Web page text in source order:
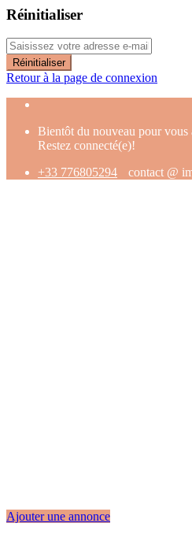
Réinitialiser
Réinitialiser
Retour à la page de connexion
Bientôt du nouveau pour vous
Restez connecté(e)!
+33 776805294
contact @
Ajouter une annonce